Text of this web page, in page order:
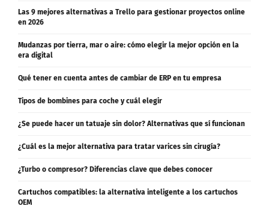
Las 9 mejores alternativas a Trello para gestionar proyectos online
en 2026
Mudanzas por tierra, mar o aire: cómo elegir la mejor opción en la
era digital
Qué tener en cuenta antes de cambiar de ERP en tu empresa
Tipos de bombines para coche y cuál elegir
¿Se puede hacer un tatuaje sin dolor? Alternativas que sí funcionan
¿Cuál es la mejor alternativa para tratar varices sin cirugía?
¿Turbo o compresor? Diferencias clave que debes conocer
Cartuchos compatibles: la alternativa inteligente a los cartuchos
OEM